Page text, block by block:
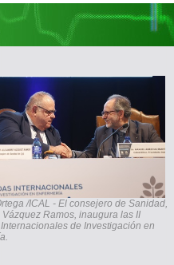
/ICAL - El consejero de Sanidad,
Ramos, inaugura las II
de Investigación en